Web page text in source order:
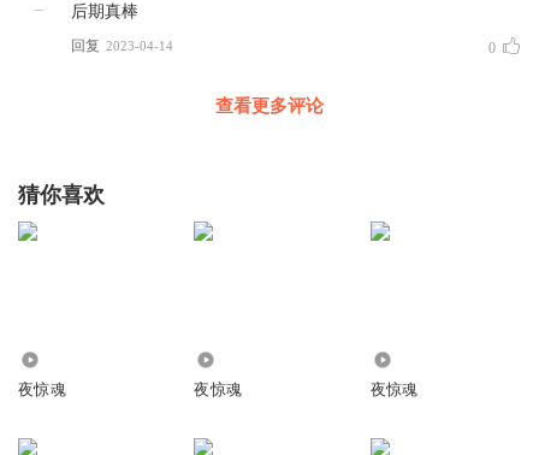
后期真棒
回复 2023-04-14 0
查看更多评论
猜你喜欢
夜惊魂 夜惊魂 夜惊魂